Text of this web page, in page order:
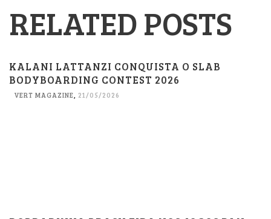
RELATED POSTS
KALANI LATTANZI CONQUISTA O SLAB
BODYBOARDING CONTEST 2026
VERT MAGAZINE 21/05/2026